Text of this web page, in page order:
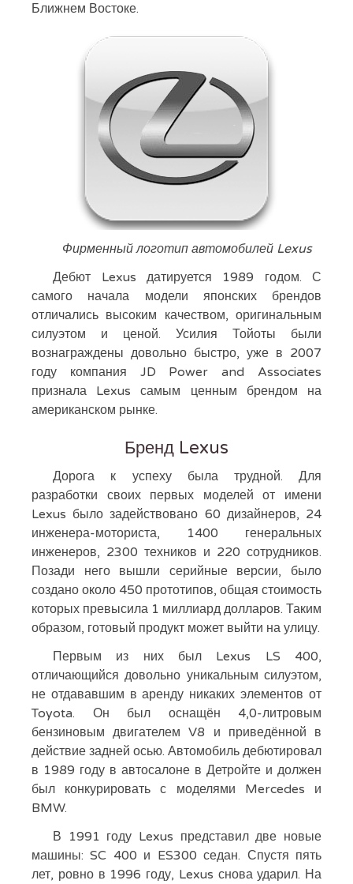
Ближнем Востоке.
Фирменный логотип автомобилей Lexus
Дебют Lexus датируется 1989 годом. С
самого начала модели японских брендов
отличались высоким качеством, оригинальным
силуэтом и ценой. Усилия Тойоты были
вознаграждены довольно быстро, уже в 2007
году компания JD Power and Associates
признала Lexus самым ценным брендом на
американском рынке.
Бренд Lexus
Дорога к успеху была трудной. Для
разработки своих первых моделей от имени
Lexus было задействовано 60 дизайнеров, 24
инженера-моториста, 1400 генеральных
инженеров, 2300 техников и 220 сотрудников.
Позади него вышли серийные версии, было
создано около 450 прототипов, общая стоимость
которых превысила 1 миллиард долларов. Таким
образом, готовый продукт может выйти на улицу.
Первым из них был Lexus LS 400,
отличающийся довольно уникальным силуэтом,
не отдававшим в аренду никаких элементов от
Toyota. Он был оснащён 4,0-литровым
бензиновым двигателем V8 и приведённой в
действие задней осью. Автомобиль дебютировал
в 1989 году в автосалоне в Детройте и должен
был конкурировать с моделями Mercedes и
BMW.
В 1991 году Lexus представил две новые
машины: SC 400 и ES300 седан. Спустя пять
лет, ровно в 1996 году, Lexus снова ударил. На